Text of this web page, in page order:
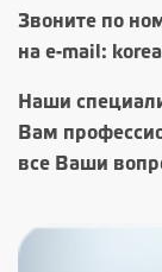
Звоните по
на e-mail:
Наши
Вам
все Ваши